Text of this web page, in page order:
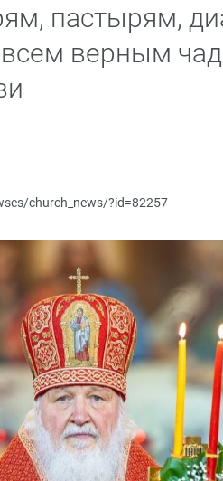
пастырям,
верным
church_news/?id=82257